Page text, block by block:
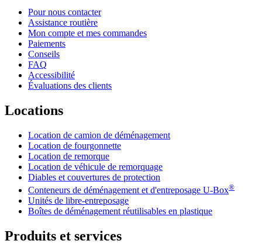
Pour nous contacter
Assistance routière
Mon compte et mes commandes
Paiements
Conseils
FAQ
Accessibilité
Évaluations des clients
Locations
Location de camion de déménagement
Location de fourgonnette
Location de remorque
Location de véhicule de remorquage
Diables et couvertures de protection
Conteneurs de déménagement et d'entreposage U-Box®
Unités de libre-entreposage
Boîtes de déménagement réutilisables en plastique
Produits et services